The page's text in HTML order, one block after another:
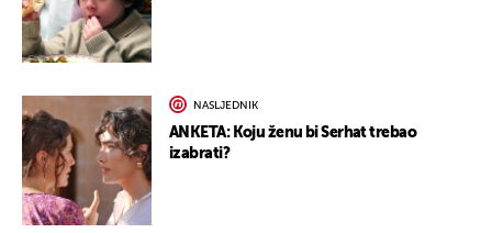
NASLJEDNIK
ANKETA: Koju ženu bi Serhat trebao
izabrati?